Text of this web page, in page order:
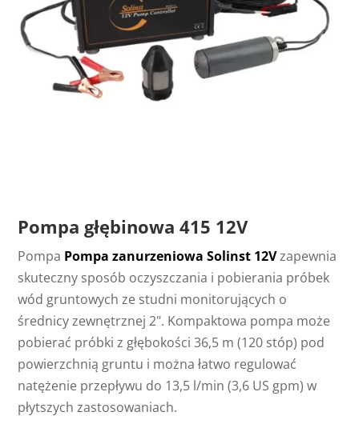
Pompa głębinowa 415 12V
Pompa Pompa zanurzeniowa Solinst 12Vzapewnia
skuteczny sposób oczyszczania i pobierania próbek
wód gruntowych ze studni monitorujących o
średnicy zewnętrznej 2". Kompaktowa pompa może
pobierać próbki z głębokości 36,5 m (120 stóp) pod
powierzchnią gruntu i można łatwo regulować
natężenie przepływu do 13,5 l/min (3,6 US gpm) w
płytszych zastosowaniach.